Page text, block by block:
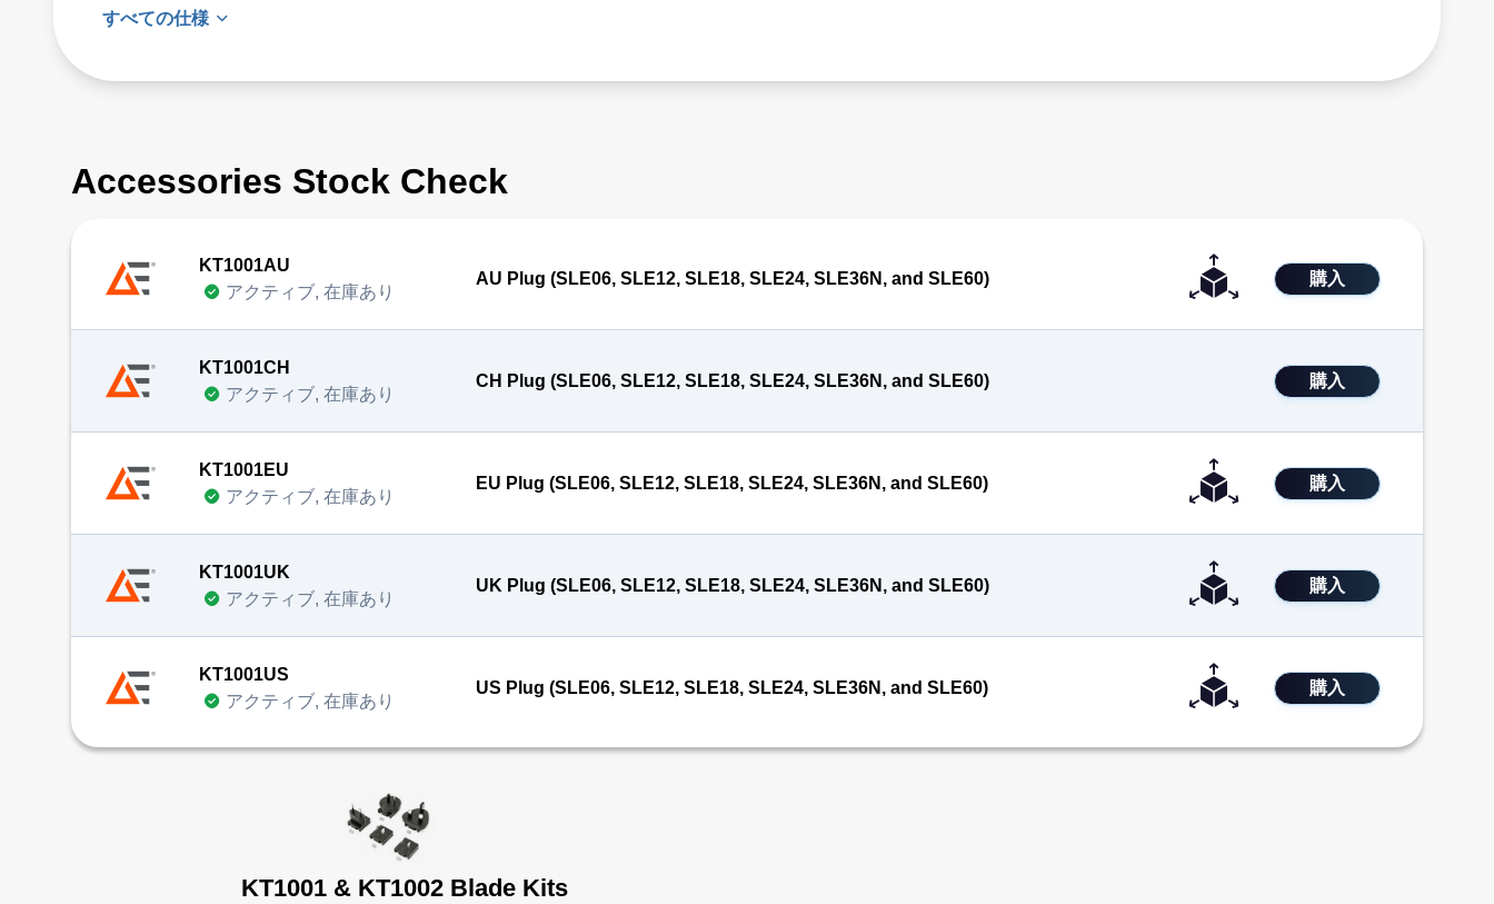
すべての仕様
Accessories Stock Check
KT1001AU
アクティブ, 在庫あり
AU Plug (SLE06, SLE12, SLE18, SLE24, SLE36N, and SLE60) 購入
KT1001CH
アクティブ, 在庫あり
CH Plug (SLE06, SLE12, SLE18, SLE24, SLE36N, and SLE60) 購入
KT1001EU
アクティブ, 在庫あり
EU Plug (SLE06, SLE12, SLE18, SLE24, SLE36N, and SLE60) 購入
KT1001UK
アクティブ, 在庫あり
UK Plug (SLE06, SLE12, SLE18, SLE24, SLE36N, and SLE60) 購入
KT1001US
アクティブ, 在庫あり
US Plug (SLE06, SLE12, SLE18, SLE24, SLE36N, and SLE60) 購入
KT1001 & KT1002 Blade Kits